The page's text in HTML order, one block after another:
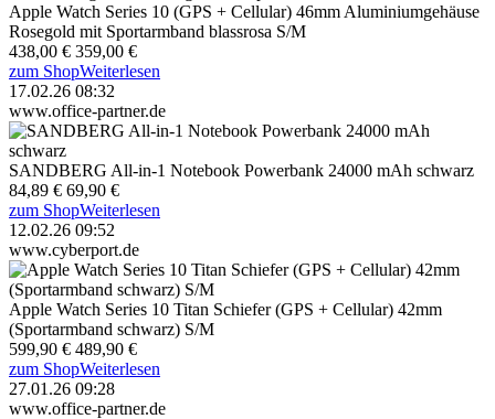
Apple Watch Series 10 (GPS + Cellular) 46mm Aluminiumgehäuse
Rosegold mit Sportarmband blassrosa S/M
438,00 € 359,00 €
zum ShopWeiterlesen
17.02.26 08:32
www.office-partner.de
SANDBERG All-in-1 Notebook Powerbank 24000 mAh schwarz
84,89 € 69,90 €
zum ShopWeiterlesen
12.02.26 09:52
www.cyberport.de
Apple Watch Series 10 Titan Schiefer (GPS + Cellular) 42mm
(Sportarmband schwarz) S/M
599,90 € 489,90 €
zum ShopWeiterlesen
27.01.26 09:28
www.office-partner.de